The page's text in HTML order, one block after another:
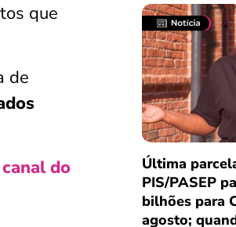
que
de
canal do
Última
PIS/PASEP
bilhões para
agosto;